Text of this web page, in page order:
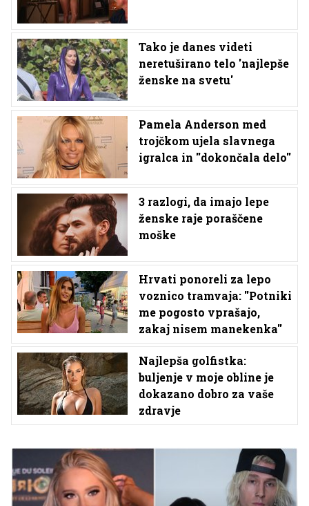
Tako je danes videti
neretuširano telo 'najlepše
ženske na svetu'
Pamela Anderson med
trojčkom ujela slavnega
igralca in ''dokončala delo''
3 razlogi, da imajo lepe
ženske raje poraščene
moške
Hrvati ponoreli za lepo
voznico tramvaja: ''Potniki
me pogosto vprašajo,
zakaj nisem manekenka''
Najlepša golfistka:
buljenje v moje obline je
dokazano dobro za vaše
zdravje